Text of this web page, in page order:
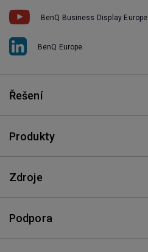
BenQ Business Display Europe
BenQ Europe
Řešení
Produkty
Zdroje
Podpora